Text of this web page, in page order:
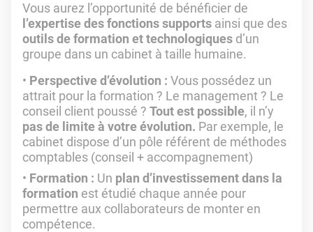
Vous aurez l’opportunité de bénéficier de
l’expertise des fonctions supports ainsi que des
outils de formation et technologiques d’un
groupe dans un cabinet à taille humaine.
Perspective d’évolution : Vous possédez un
attrait pour la formation ? Le management ? Le
conseil client poussé ? Tout est possible, il n’y
pas de limite à votre évolution. Par exemple, le
cabinet dispose d’un pôle référent de méthodes
comptables (conseil + accompagnement)
Formation : Un plan d’investissementdans la
formation est étudié chaque année pour
permettre aux collaborateurs de monter en
compétence.